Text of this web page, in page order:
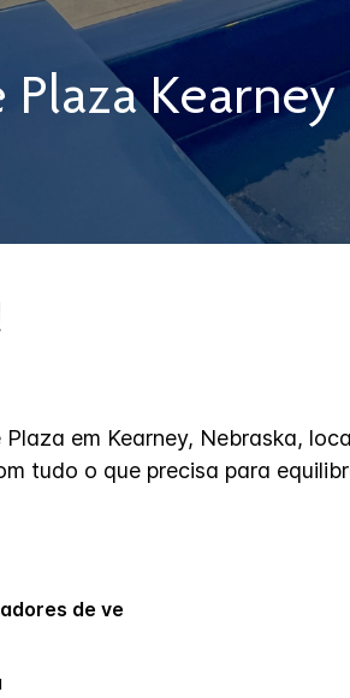
Kearney
em Kearney, Nebraska,
tudo o que precisa para
de ve